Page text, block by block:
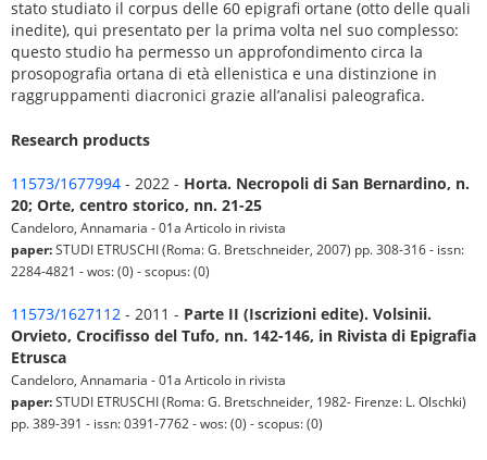
stato studiato il corpus delle 60 epigrafi ortane (otto delle quali
inedite), qui presentato per la prima volta nel suo complesso:
questo studio ha permesso un approfondimento circa la
prosopografia ortana di età ellenistica e una distinzione in
raggruppamenti diacronici grazie all’analisi paleografica.
Research products
11573/1677994 - 2022 - Horta. Necropoli di San Bernardino, n.
20; Orte, centro storico, nn. 21-25
Candeloro, Annamaria - 01a Articolo in rivista
paper:STUDI ETRUSCHI (Roma: G. Bretschneider, 2007) pp. 308-316 - issn:
2284-4821 - wos: (0) - scopus: (0)
11573/1627112 - 2011 - Parte II (Iscrizioni edite). Volsinii.
Orvieto, Crocifisso del Tufo, nn. 142-146, in Rivista di Epigrafia
Etrusca
Candeloro, Annamaria - 01a Articolo in rivista
paper:STUDI ETRUSCHI (Roma: G. Bretschneider, 1982- Firenze: L. Olschki)
pp. 389-391 - issn: 0391-7762 - wos: (0) - scopus: (0)